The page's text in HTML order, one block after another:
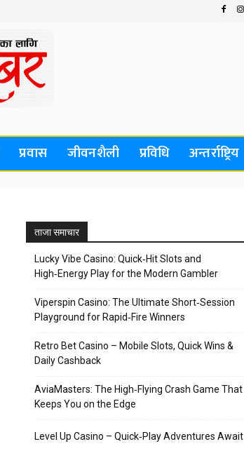
प्रवास जीवनशैली प्रविधि अन्तर्राष्ट्रिय
ताजा समाचार
Lucky Vibe Casino: Quick‑Hit Slots and
High‑Energy Play for the Modern Gambler
Viperspin Casino: The Ultimate Short‑Session
Playground for Rapid‑Fire Winners
Retro Bet Casino – Mobile Slots, Quick Wins &
Daily Cashback
AviaMasters: The High‑Flying Crash Game That
Keeps You on the Edge
Level Up Casino – Quick‑Play Adventures Await